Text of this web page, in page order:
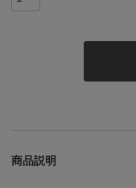
商品説明